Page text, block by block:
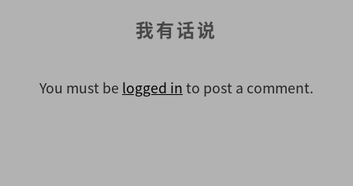
我有话说
You must be logged in to post a comment.